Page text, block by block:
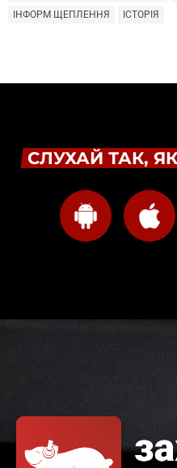
ІНФОРМ ЩЕПЛЕННЯ
ІСТОРІЯ
СЛУХАЙ ТАК,